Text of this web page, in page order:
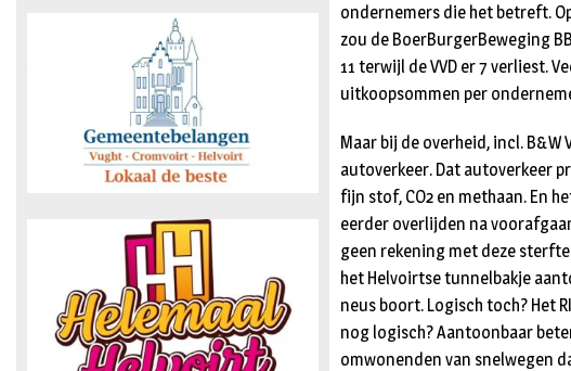
ondernemers die het betreft.
zou de BoerBurgerBeweging
11 terwijl de VVD er 7 verliest.
uitkoopsommen per
Maar bij de overheid, incl.
autoverkeer. Dat autoverkeer
fijn stof, CO2 en methaan. En
eerder overlijden na
geen rekening met deze
het Helvoirtse tunnelbakje
neus boort. Logisch toch? Het
nog logisch? Aantoonbaar
omwonenden van snelwegen